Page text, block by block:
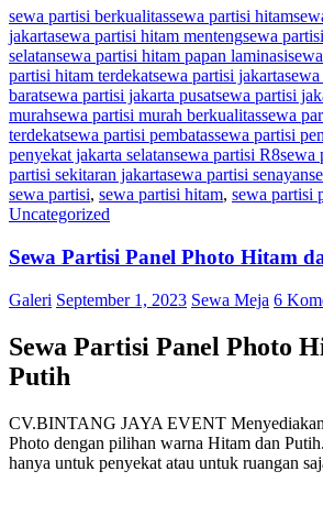
sewa partisi berkualitassewa partisi hitam
jakartasewa partisi hitam mentengsewa
selatansewa partisi hitam papan laminasi
partisi hitam terdekatsewa partisi jakarta
baratsewa partisi jakarta pusatsewa partisi
murahsewa partisi murah berkualitassewa
terdekatsewa partisi pembatassewa partisi
penyekat jakarta selatansewa partisi R8sewa
partisi sekitaran jakartasewa partisi senayan
sewa partisi, sewa partisi hitam, sewa partisi
Uncategorized
Sewa Partisi Panel Photo Hitam
Galeri September 1, 2023 Sewa Meja 6
Sewa Partisi Panel Photo
Putih
CV.BINTANG JAYA EVENT Menyediakan
Photo dengan pilihan warna Hitam dan
hanya untuk penyekat atau untuk ruangan